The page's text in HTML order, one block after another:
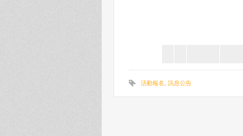
活動報名 訊息公告